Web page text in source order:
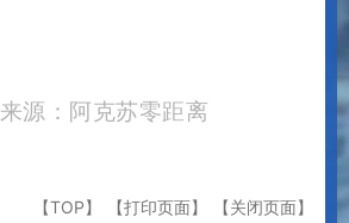
来源：阿克苏零距离
【TOP】 【打印页面】 【关闭页面】